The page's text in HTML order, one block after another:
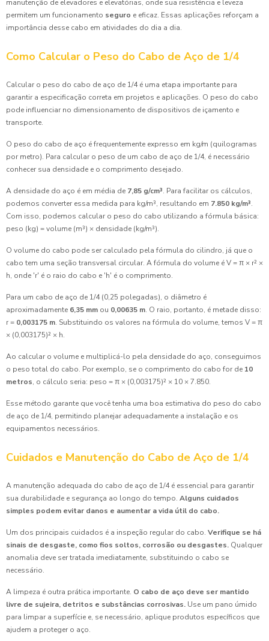
manutenção de elevadores e elevatórias, onde sua resistência e leveza
permitem um funcionamento seguro e eficaz. Essas aplicações reforçam a
importância desse cabo em atividades do dia a dia.
Como Calcular o Peso do Cabo de Aço de 1/4
Calcular o peso do cabo de aço de 1/4 é uma etapa importante para
garantir a especificação correta em projetos e aplicações. O peso do cabo
pode influenciar no dimensionamento de dispositivos de içamento e
transporte.
O peso do cabo de aço é frequentemente expresso em kg/m (quilogramas
por metro). Para calcular o peso de um cabo de aço de 1/4, é necessário
conhecer sua densidade e o comprimento desejado.
A densidade do aço é em média de 7,85 g/cm³. Para facilitar os cálculos,
podemos converter essa medida para kg/m³, resultando em 7.850 kg/m³.
Com isso, podemos calcular o peso do cabo utilizando a fórmula básica:
peso (kg) = volume (m³) × densidade (kg/m³).
O volume do cabo pode ser calculado pela fórmula do cilindro, já que o
cabo tem uma seção transversal circular. A fórmula do volume é V = π × r² ×
h, onde 'r' é o raio do cabo e 'h' é o comprimento.
Para um cabo de aço de 1/4 (0,25 polegadas), o diâmetro é
aproximadamente 6,35 mm ou 0,00635 m. O raio, portanto, é metade disso:
r = 0,003175 m. Substituindo os valores na fórmula do volume, temos V = π
× (0,003175)² × h.
Ao calcular o volume e multiplicá-lo pela densidade do aço, conseguimos
o peso total do cabo. Por exemplo, se o comprimento do cabo for de 10
metros, o cálculo seria: peso = π × (0,003175)² × 10 × 7.850.
Esse método garante que você tenha uma boa estimativa do peso do cabo
de aço de 1/4, permitindo planejar adequadamente a instalação e os
equipamentos necessários.
Cuidados e Manutenção do Cabo de Aço de 1/4
A manutenção adequada do cabo de aço de 1/4 é essencial para garantir
sua durabilidade e segurança ao longo do tempo. Alguns cuidados
simples podem evitar danos e aumentar a vida útil do cabo.
Um dos principais cuidados é a inspeção regular do cabo. Verifique se há
sinais de desgaste, como fios soltos, corrosão ou desgastes. Qualquer
anomalia deve ser tratada imediatamente, substituindo o cabo se
necessário.
A limpeza é outra prática importante. O cabo de aço deve ser mantido
livre de sujeira, detritos e substâncias corrosivas. Use um pano úmido
para limpar a superfície e, se necessário, aplique produtos específicos que
ajudem a proteger o aço.